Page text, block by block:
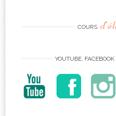
COURS
YOUTUBE, FACEBOOK